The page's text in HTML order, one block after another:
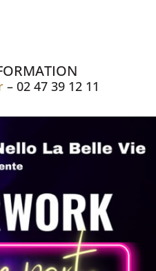
– 02 47 39 12 11